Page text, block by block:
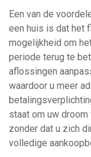
Een van de
een huis is dat het
mogelijkheid om
periode terug te
aflossingen
waardoor u meer
staat om uw
zonder dat u zich
volledige